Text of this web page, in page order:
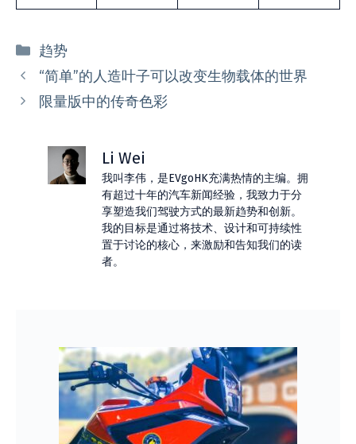
分
类
趋势
“简单”的人造叶子可以改变生物载体的世界
限量版中的传奇色彩
Li Wei
我叫李伟，是EVgoHK充满热情的主编。拥
有超过十年的汽车新闻经验，我致力于分
享塑造我们驾驶方式的最新趋势和创新。
我的目标是通过将技术、设计和可持续性
置于讨论的核心，来激励和告知我们的读
者。